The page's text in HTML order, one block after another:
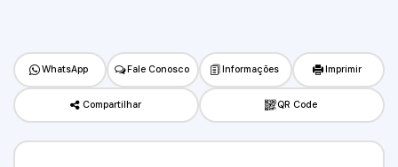
WhatsApp Fale Conosco Informações Imprimir
Compartilhar QR Code